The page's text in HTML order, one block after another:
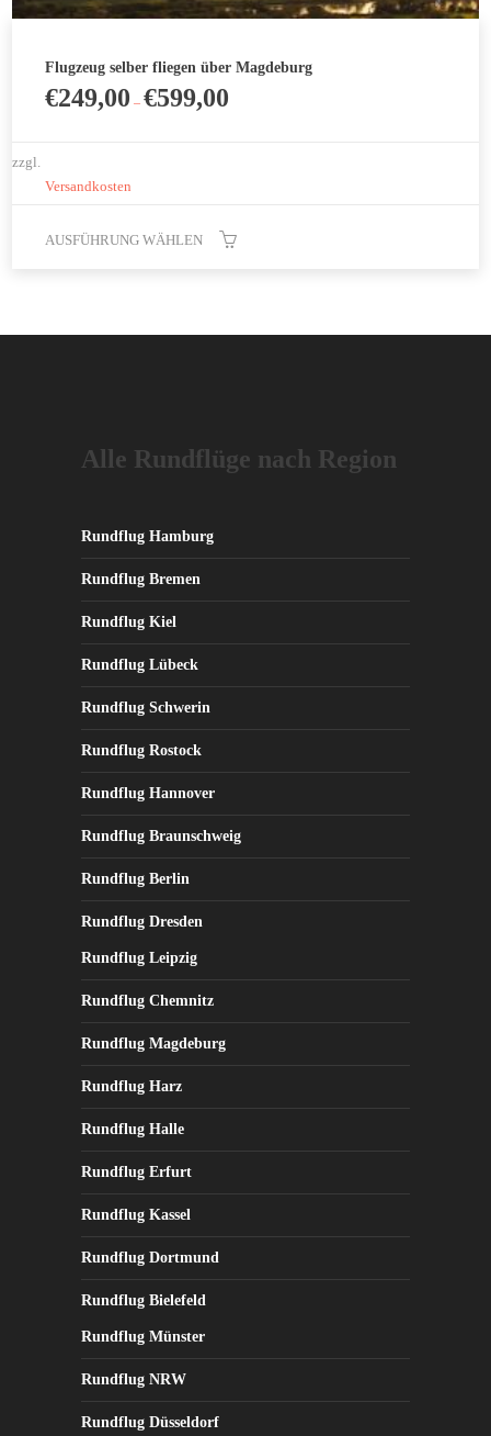
Flugzeug selber fliegen über Magdeburg
€249,00 –€599,00
zzgl.
Versandkosten
AUSFÜHRUNG WÄHLEN
weist
Alle Rundflüge nach Region
Rundflug Hamburg
Rundflug Bremen
Rundflug Kiel
Rundflug Lübeck
Rundflug Schwerin
Rundflug Rostock
Rundflug Hannover
Rundflug Braunschweig
Rundflug Berlin
Rundflug Dresden
Rundflug Leipzig
Rundflug Chemnitz
Rundflug Magdeburg
Rundflug Harz
Rundflug Halle
Rundflug Erfurt
Rundflug Kassel
Rundflug Dortmund
Rundflug Bielefeld
Rundflug Münster
Rundflug NRW
Rundflug Düsseldorf